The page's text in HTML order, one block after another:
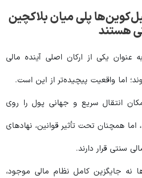
پلی میان بلاکچین
هستند
عنوان یکی از ارکان اصلی آینده مالی
اما واقعیت پیچیده‌تر از این است.
انتقال سریع و جهانی پول را روی
اما همچنان تحت تأثیر قوانین، نهادهای
سنتی قرار دارند.
نه جایگزین کامل نظام مالی موجود،